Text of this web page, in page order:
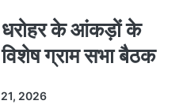
धरोहर के आंकड़ों के
ग्राम सभा बैठक
2026